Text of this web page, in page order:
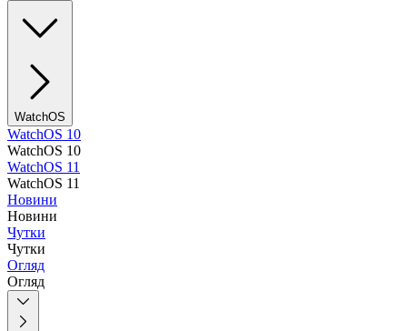
WatchOS
WatchOS 10
WatchOS 10
WatchOS 11
WatchOS 11
Новини
Новини
Чутки
Чутки
Огляд
Огляд